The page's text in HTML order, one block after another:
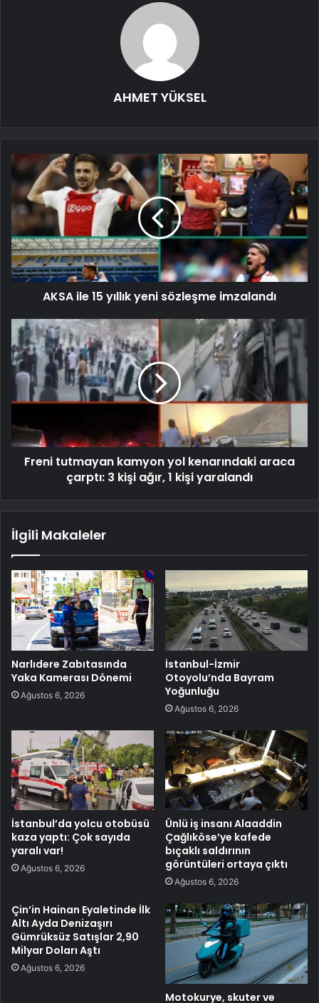
AHMET YÜKSEL
AKSA ile 15 yıllık yeni sözleşme imzalandı
Freni tutmayan kamyon yol kenarındaki araca
çarptı: 3 kişi ağır, 1 kişi yaralandı
İlgili Makaleler
Narlıdere Zabıtasında
Yaka Kamerası Dönemi
Ağustos 6, 2026
İstanbul-İzmir
Otoyolu’nda Bayram
Yoğunluğu
Ağustos 6, 2026
İstanbul’da yolcu otobüsü
kaza yaptı: Çok sayıda
yaralı var!
Ağustos 6, 2026
Ünlü iş insanı Alaaddin
Çağlıköse’ye kafede
bıçaklı saldırının
görüntüleri ortaya çıktı
Ağustos 6, 2026
Çin’in Hainan Eyaletinde İlk
Altı Ayda Denizaşırı
Gümrüksüz Satışlar 2,90
Milyar Doları Aştı
Ağustos 6, 2026
Motokurye, skuter ve